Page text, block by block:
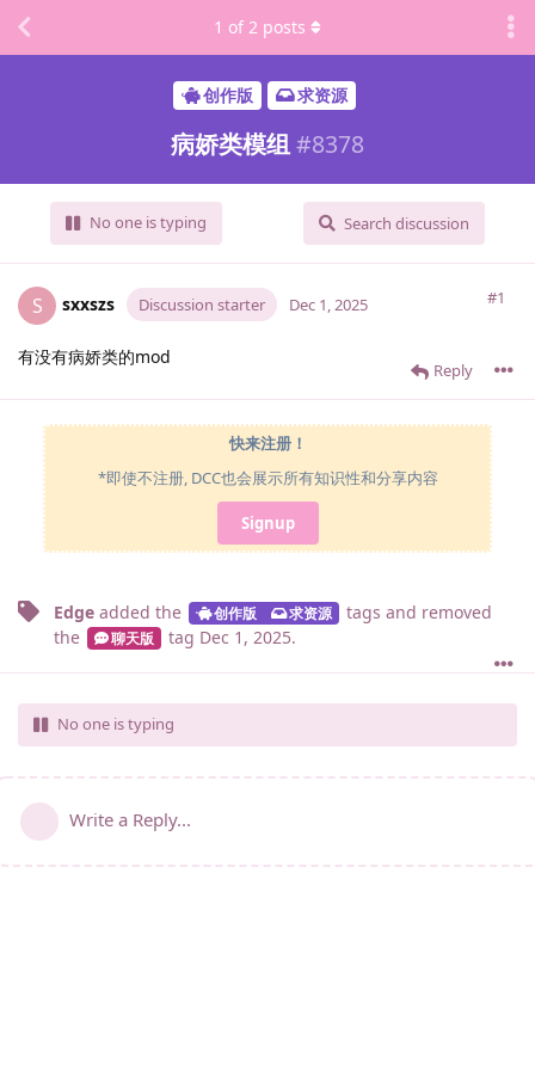
创作版 求资源
病娇类模组#8378
No one is typing Search discussion
1 of 2 posts
S sxxszs Discussion starter #1
Dec 1, 2025
有没有病娇类的mod
Reply
快来注册！
*即使不注册, DCC也会展示所有知识性和分享内容
Signup
Edge added the 创作版 求资源 tags and removed
the
聊天版 tag Dec 1, 2025.
No one is typing
Write a Reply...